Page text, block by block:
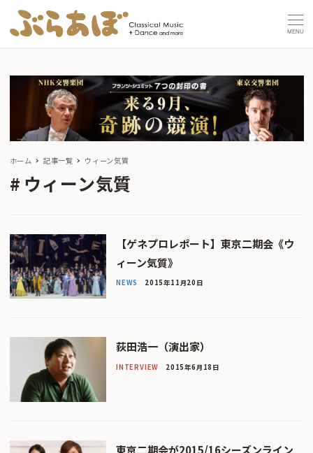
MENU
ホーム 記事一覧 ウィーン気質
ウィーン気質
【ゲネプロレポート】東京二期会《ウ
ィーン気質》
NEWS 2015年11月20日
荻田浩一（演出家）
INTERVIEW 2015年6月18日
東京二期会が2015/16シーズンライン